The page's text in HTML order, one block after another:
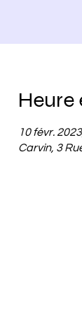
Heure
10 févr.
Carvin, 3